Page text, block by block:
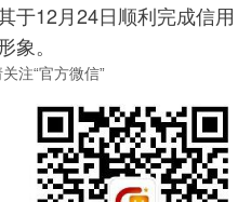
于12月24日顺利完成信用
。
注“官方微信”